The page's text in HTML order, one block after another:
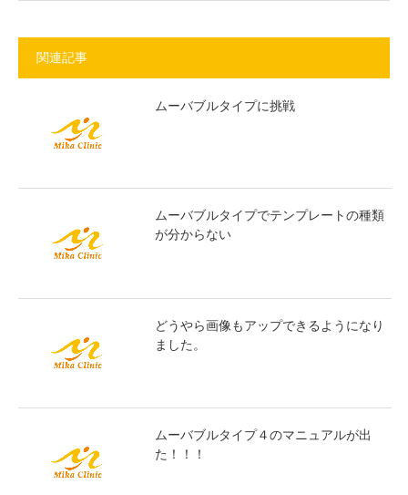
関連記事
ムーバブルタイプに挑戦
ムーバブルタイプでテンプレートの種類
が分からない
どうやら画像もアップできるようになり
ました。
ムーバブルタイプ４のマニュアルが出
た！！！